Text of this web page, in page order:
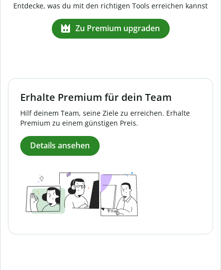
Entdecke, was du mit den richtigen Tools erreichen kannst
Zu Premium upgraden
Erhalte Premium für dein Team
Hilf deinem Team, seine Ziele zu erreichen. Erhalte
Premium zu einem günstigen Preis.
Details ansehen